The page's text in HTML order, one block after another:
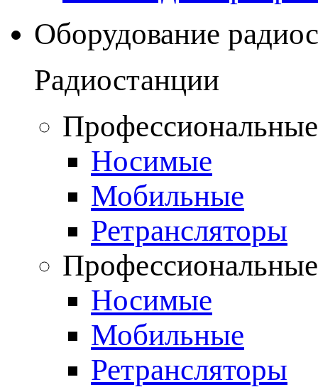
Оборудование
Радиостанции
Носимые
Мобильные
Ретрансляторы
Носимые
Мобильные
Ретрансляторы